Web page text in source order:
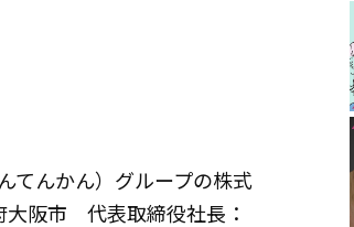
てんかん）グループの株式
大阪市 代表取締役社長：